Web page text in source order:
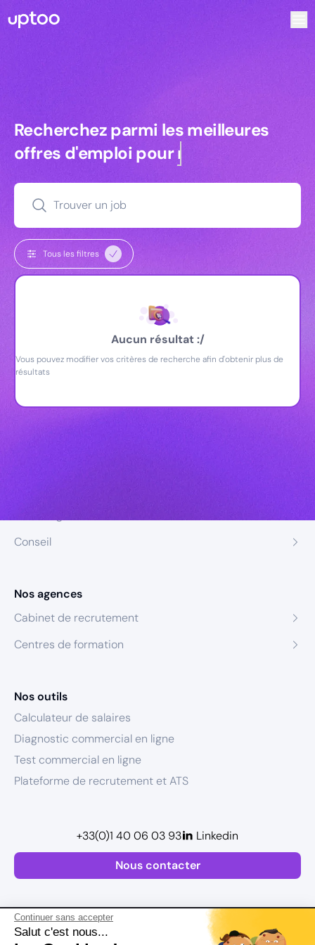
Continuer sans accepter
Salut c'est nous...
Recherchez parmi les meilleures
Recherchez parmi les meilleures
offres d'emploi pourmanagers
Trouver un job
Tous les filtres
Aucun résultat :/
Vous pouvez modifier vos critères de recherche afin d'obtenir plus de
résultats
Conseil
Nos agences
Cabinet de recrutement
Centres de formation
Nos outils
Calculateur de salaires
Diagnostic commercial en ligne
Test commercial en ligne
Plateforme de recrutement et ATS
Nous contacter
+33(0)1 40 06 03 93 Linkedin